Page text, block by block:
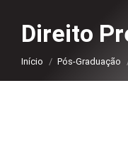
Direito
Você está aqui:
Início Pós-Graduação